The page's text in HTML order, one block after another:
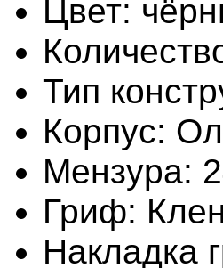
Цвет:
Тип
Корпус:
Мензура:
Гриф: Клен
Накладка